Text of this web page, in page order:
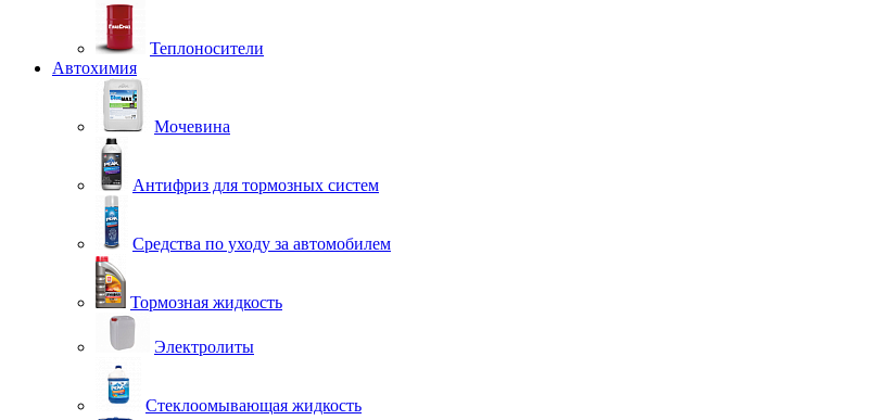
Теплоносители
Автохимия
Мочевина
Антифриз для тормозных систем
Средства по уходу за автомобилем
Тормозная жидкость
Электролиты
Стеклоомывающая жидкость